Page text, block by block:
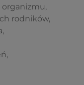
rodników,